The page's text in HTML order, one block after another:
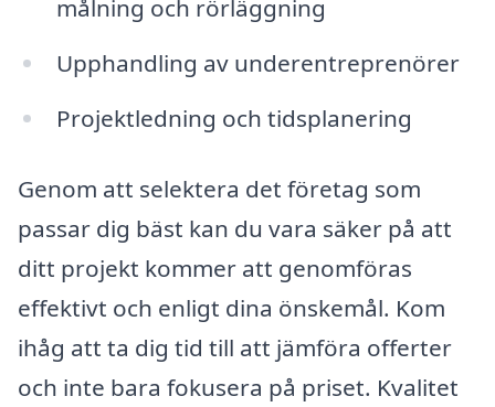
målning och rörläggning
Upphandling av underentreprenörer
Projektledning och tidsplanering
Genom att selektera det företag som
passar dig bäst kan du vara säker på att
ditt projekt kommer att genomföras
effektivt och enligt dina önskemål. Kom
ihåg att ta dig tid till att jämföra offerter
och inte bara fokusera på priset. Kvalitet